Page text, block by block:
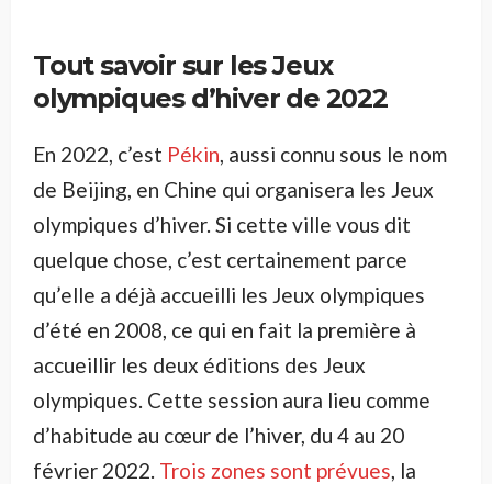
Tout savoir sur les Jeux
olympiques d’hiver de 2022
En 2022, c’est Pékin , aussi connu sous le nom
de Beijing, en Chine qui organisera les Jeux
olympiques d’hiver. Si cette ville vous dit
quelque chose, c’est certainement parce
qu’elle a déjà accueilli les Jeux olympiques
d’été en 2008, ce qui en fait la première à
accueillir les deux éditions des Jeux
olympiques. Cette session aura lieu comme
d’habitude au cœur de l’hiver, du 4 au 20
février 2022. Trois zones sont prévues , la